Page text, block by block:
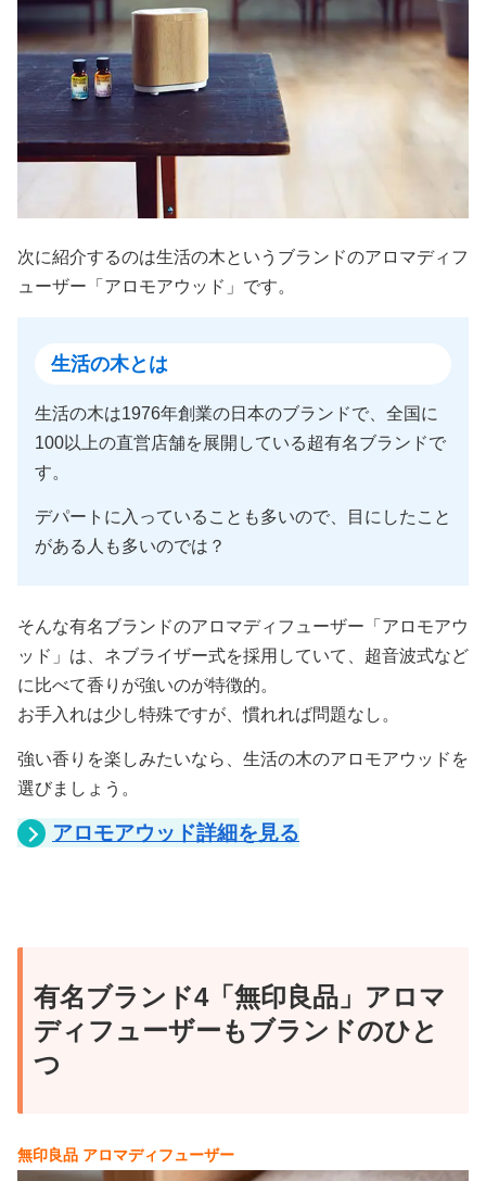
次に紹介するのは生活の木というブランドのアロマディフ
ューザー「アロモアウッド」です。
生活の木とは
生活の木は1976年創業の日本のブランドで、全国に
100以上の直営店舗を展開している超有名ブランドで
す。
デパートに入っていることも多いので、目にしたこと
がある人も多いのでは？
そんな有名ブランドのアロマディフューザー「アロモアウ
ッド」は、ネブライザー式を採用していて、超音波式など
に比べて香りが強いのが特徴的。
お手入れは少し特殊ですが、慣れれば問題なし。
強い香りを楽しみたいなら、生活の木のアロモアウッドを
選びましょう。
アロモアウッド詳細を見る
有名ブランド4「無印良品」アロマ
ディフューザーもブランドのひと
つ
無印良品 アロマディフューザー